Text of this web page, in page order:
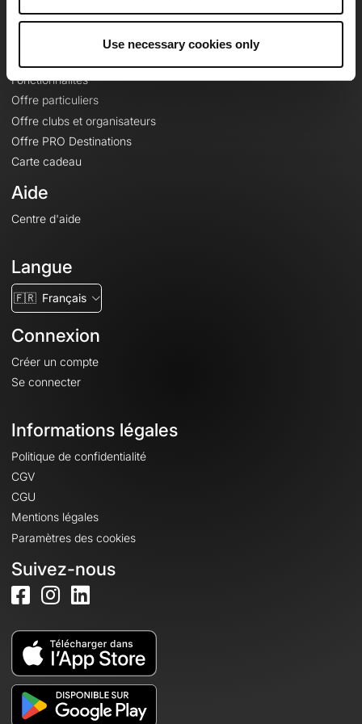
Use necessary cookies only
Fonctionnalités
Offre particuliers
Offre clubs et organisateurs
Offre PRO Destinations
Carte cadeau
Aide
Centre d'aide
Langue
🇫🇷 Français
Connexion
Créer un compte
Se connecter
Informations légales
Politique de confidentialité
CGV
CGU
Mentions légales
Paramètres des cookies
Suivez-nous